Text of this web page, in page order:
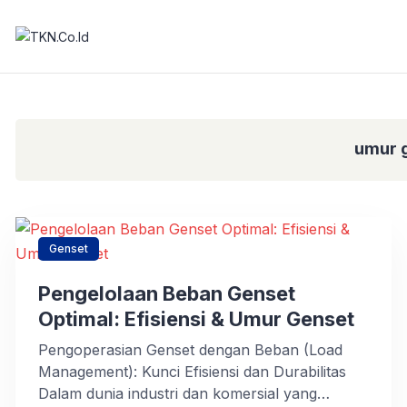
umur
Genset
Pengelolaan Beban Genset
Optimal: Efisiensi & Umur Genset
Pengoperasian Genset dengan Beban (Load
Management): Kunci Efisiensi dan Durabilitas
Dalam dunia industri dan komersial yang